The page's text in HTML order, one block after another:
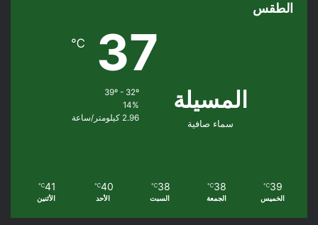
الطقس
المسيلة
سماء صافية
37
℃
39º - 32º
14%
2.96 كيلومتر/ساعة
39
℃
الخميس
38
℃
الجمعة
38
℃
السبت
40
℃
الأحد
41
℃
الأثنين